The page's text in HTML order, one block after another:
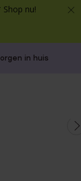
nu!
in huis